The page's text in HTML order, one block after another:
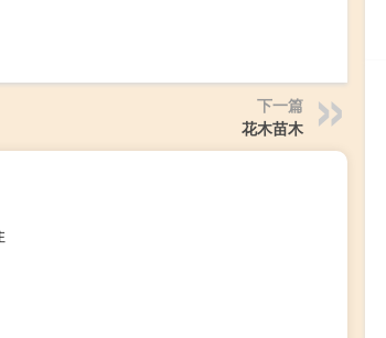
下一篇
花木苗木